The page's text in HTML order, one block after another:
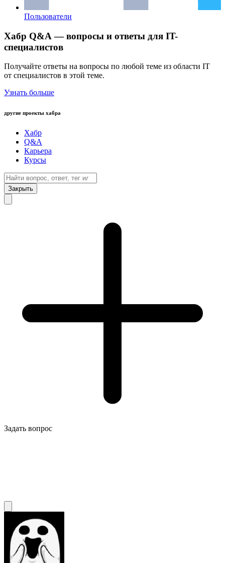
Пользователи
Хабр Q&A — вопросы и ответы для IT-
специалистов
Получайте ответы на вопросы по любой теме из области IT
от специалистов в этой теме.
Узнать больше
другие проекты хабра
Хабр
Q&A
Карьера
Курсы
Закрыть
Задать вопрос